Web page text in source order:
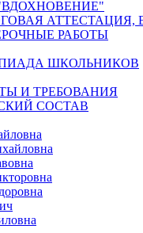
АТТЕСТАЦИЯ,
РАБОТЫ
ШКОЛЬНИКОВ
И ТРЕБОВАНИЯ
СОСТАВ